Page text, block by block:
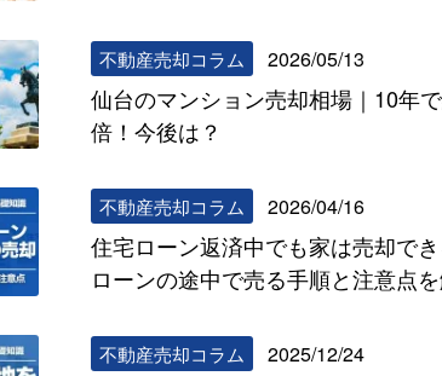
不動産売却コラム 2026/05/13
仙台のマンション売却相場｜10年
倍！今後は？
不動産売却コラム 2026/04/16
住宅ローン返済中でも家は売却で
ローンの途中で売る手順と注意点
不動産売却コラム 2025/12/24